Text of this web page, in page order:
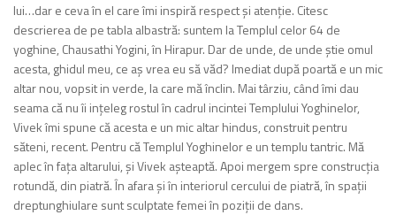
lui…dar e ceva în el care îmi inspiră respect și atenție. Citesc
descrierea de pe tabla albastră: suntem la Templul celor 64 de
yoghine, Chausathi Yogini, în Hirapur. Dar de unde, de unde știe omul
acesta, ghidul meu, ce aș vrea eu să văd? Imediat după poartă e un mic
altar nou, vopsit in verde, la care mă înclin. Mai târziu, când îmi dau
seama că nu îi ințeleg rostul în cadrul incintei Templului Yoghinelor,
Vivek îmi spune că acesta e un mic altar hindus, construit pentru
săteni, recent. Pentru că Templul Yoghinelor e un templu tantric. Mă
aplec în fața altarului, și Vivek așteaptă. Apoi mergem spre construcția
rotundă, din piatră. În afara și în interiorul cercului de piatră, în spații
dreptunghiulare sunt sculptate femei în poziții de dans.